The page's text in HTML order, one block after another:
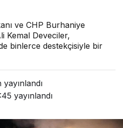
ve CHP Burhaniye
Kemal Deveciler,
binlerce destekçisiyle bir
yayınlandı